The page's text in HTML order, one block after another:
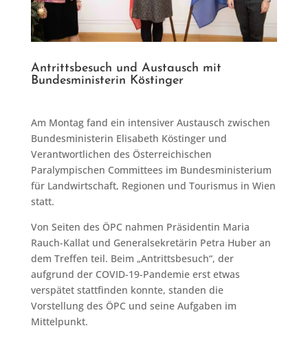
Antrittsbesuch und Austausch mit
Bundesministerin Köstinger
Am Montag fand ein intensiver Austausch zwischen
Bundesministerin Elisabeth Köstinger und
Verantwortlichen des Österreichischen
Paralympischen Committees im Bundesministerium
für Landwirtschaft, Regionen und Tourismus in Wien
statt.
Von Seiten des ÖPC nahmen Präsidentin Maria
Rauch-Kallat und Generalsekretärin Petra Huber an
dem Treffen teil. Beim „Antrittsbesuch“, der
aufgrund der COVID-19-Pandemie erst etwas
verspätet stattfinden konnte, standen die
Vorstellung des ÖPC und seine Aufgaben im
Mittelpunkt.